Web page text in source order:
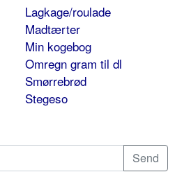
Lagkage/roulade
Madtærter
Min kogebog
Omregn gram til dl
Smørrebrød
Stegeso